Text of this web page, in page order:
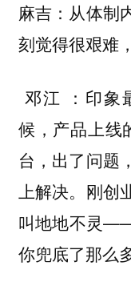
麻吉：从体制
刻觉得很艰难
邓江
：印
候，产品上线
台，出了问题
上解决。刚创
叫地地不灵
你兜底了那么